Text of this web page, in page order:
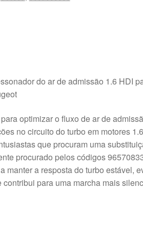
do ar de admissão 1.6 HDI
optimizar o fluxo de ar de
no circuito do turbo em motores
que procuram uma
procurado pelos códigos
manter a resposta do turbo estável,
contribui para uma marcha mais